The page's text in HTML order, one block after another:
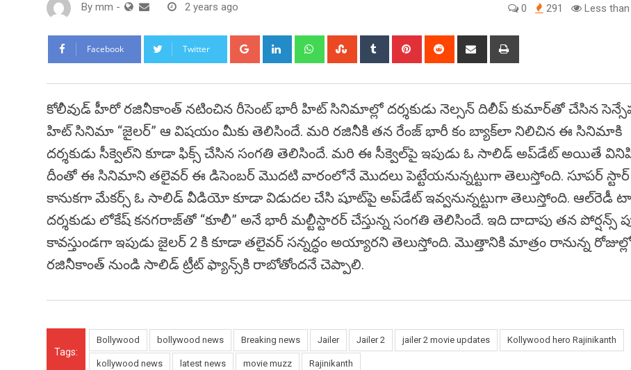
By mm - 2 years ago 0 291 Less than
Facebook Twitter Google+ LinkedIn WhatsappStumbleUpon
Tumblr Pinterest Reddit
Share
కోలీవుడ్ హీరో రజినీకాంత్ నటించిన రీసెంట్ భారీ హిట్ సినిమాల్లో దర్శకుడు నెల్సన్ దిలీప్ కుమార్‌తో చేసిన
హిట్ సినిమా “జైలర్” ఆ విషయం మీకు తెలిసిందే. మరి రజినీకి తన రేంజ్ భారీ కం బ్యాక్‌లా నిలిచిన ఈ సినిమాకి
దర్శకుడు సీక్వెల్‌ని కూడా ఫిక్స్ చేసిన సంగతి తెలిసిందే. మరి ఈ సీక్వెల్‌పై ఇపుడు ఓ సాలిడ్ అప్‌డేట్ అయితే
దీంతో ఈ సినిమాని తలైవర్ ఈ డిసెంబర్ మొదటి వారంలోనే మొదలు పెట్టేయనున్నట్టుగా తెలుస్తోంది. సూపర్ స్టార్
కానుకగా మేకర్స్ ఓ సాలిడ్ వీడియో కూడా విడుదల చేసి షూట్‌పై అప్‌డేట్ ఇవ్వనున్నట్టుగా తెలుస్తోంది. ఆల్‌రెడీ
దర్శకుడు లోకేష్ కనగరాజ్‌తో “కూలీ” అనే భారీ మల్టీస్టారర్ చేస్తున్న సంగతి తెలిసిందే. ఇది దాదాపు తన పోర్షన్స్
కావస్తుండగా ఇపుడు జైలర్ 2 కి కూడా తలైవర్ సన్నద్ధం అయ్యారని తెలుస్తోంది. మొత్తానికి మాత్రం రానున్న
రజినీకాంత్ నుండి సాలిడ్ ట్రీట్ ఫ్యాన్స్‌కి రాబోతోందనే చెప్పాలి.
Tags:
Bollywood bollywood news Breaking news Jailer Jailer 2 jailer 2 movie updates Kollywood hero Rajinikanth
kollywood news latest news movie muzz Rajinikanth